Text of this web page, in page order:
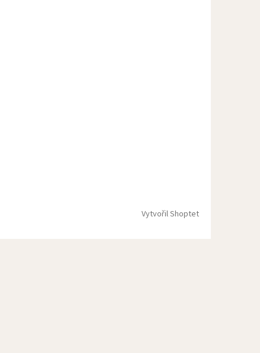
Vytvořil Shoptet